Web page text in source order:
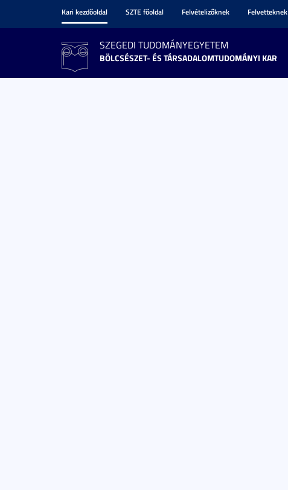
Kari kezdőoldal SZTE főoldal Felvételizőknek Felvetteknek
SZEGEDI TUDOMÁNYEGYETEM
BÖLCSÉSZET- ÉS TÁRSADALOMTUDOMÁNYI KAR